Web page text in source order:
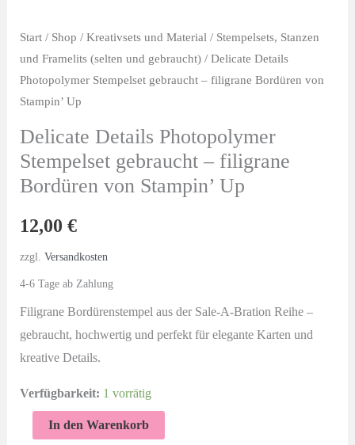
Start/ Shop / Kreativsets und Material / Stempelsets, Stanzen
und Framelits (selten und gebraucht)/ Delicate Details
Photopolymer Stempelset gebraucht – filigrane Bordüren von
Stampin’ Up
Delicate Details Photopolymer
Stempelset gebraucht – filigrane
Bordüren von Stampin’ Up
12,00 €
zzgl. Versandkosten
4-6 Tage ab Zahlung
Filigrane Bordürenstempel aus der Sale-A-Bration Reihe –
gebraucht, hochwertig und perfekt für elegante Karten und
kreative Details.
Verfügbarkeit: 1 vorrätig
DelicateIn den Warenkorb